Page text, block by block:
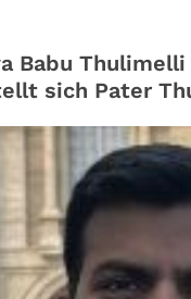
Babu
sich Pater